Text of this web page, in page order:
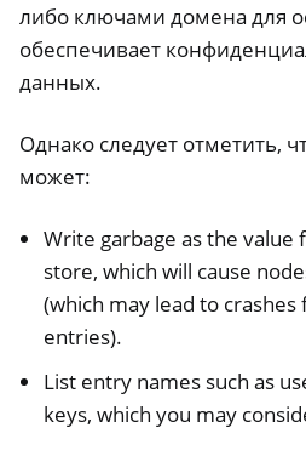
либо ключами домена для
обеспечивает
данных.
Однако следует отметить,
может:
Write garbage as the value
store, which will cause
(which may lead to
entries).
List entry names such as
keys, which you may